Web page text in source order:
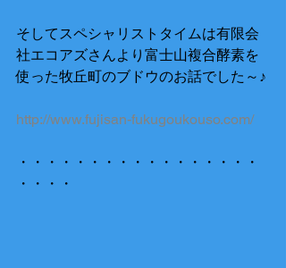
そしてスペシャリストタイムは有限会
社エコアズさんより富士山複合酵素を
使った牧丘町のブドウのお話でした～♪
http://www.fujisan-fukugoukouso.com/
・・・・・・・・・・・・・・・・・
・・・・